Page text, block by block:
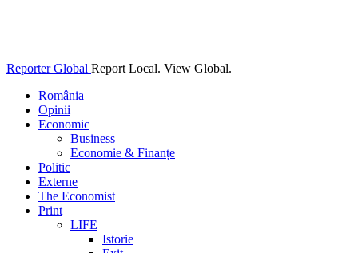
Reporter Global Report Local. View Global.
România
Opinii
Economic
Business
Economie & Finanțe
Politic
Externe
The Economist
Print
LIFE
Istorie